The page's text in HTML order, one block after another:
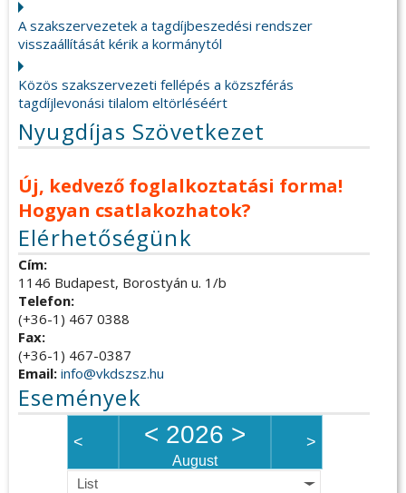
A szakszervezetek a tagdíjbeszedési rendszer
visszaállítását kérik a kormánytól
Közös szakszervezeti fellépés a közszférás
tagdíjlevonási tilalom eltörléséért
Nyugdíjas Szövetkezet
Új, kedvező foglalkoztatási forma!
Hogyan csatlakozhatok?
Elérhetőségünk
Cím:
1146 Budapest, Borostyán u. 1/b
Telefon:
(+36-1) 467 0388
Fax:
(+36-1) 467-0387
Email: info@vkdszsz.hu
Események
< < 2026 >
August
>
List